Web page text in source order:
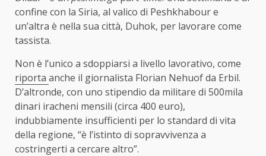
confine con la Siria, al valico di Peshkhabour e
un’altra è nella sua città, Duhok, per lavorare come
tassista.
Non è l’unico a sdoppiarsi a livello lavorativo, come
riporta anche il giornalista Florian Nehuof da Erbil.
D’altronde, con uno stipendio da militare di 500mila
dinari iracheni mensili (circa 400 euro),
indubbiamente insufficienti per lo standard di vita
della regione, “è l’istinto di sopravvivenza a
costringerti a cercare altro”.